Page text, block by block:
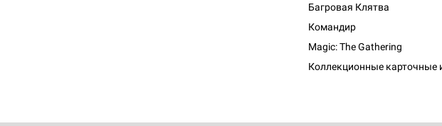
Багровая Клятва
Командир
Magic: The Gathering
Коллекционные карточные